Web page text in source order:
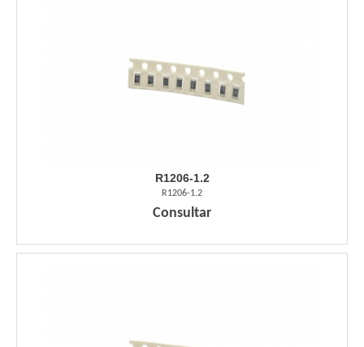
R1206-1.2
R1206-1.2
Consultar